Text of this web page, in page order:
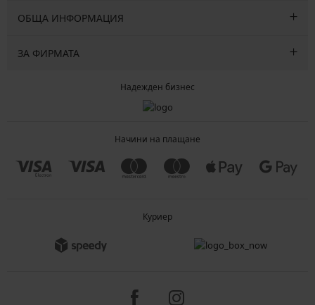
ОБЩА ИНФОРМАЦИЯ
ЗА ФИРМАТА
Надежден бизнес
Начини на плащане
Куриер